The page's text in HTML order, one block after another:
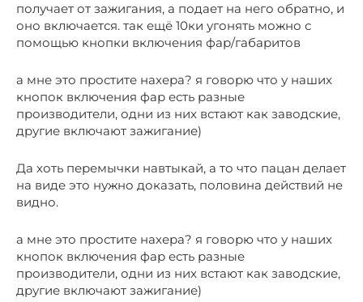
получает от зажигания, а подает на него обратно, и
оно включается. так ещё 10ки угонять можно с
помощью кнопки включения фар/габаритов
а мне это простите нахера? я говорю что у наших
кнопок включения фар есть разные
производители, одни из них встают как заводские,
другие включают зажигание)
Да хоть перемычки навтыкай, а то что пацан делает
на виде это нужно доказать, половина действий не
видно.
а мне это простите нахера? я говорю что у наших
кнопок включения фар есть разные
производители, одни из них встают как заводские,
другие включают зажигание)